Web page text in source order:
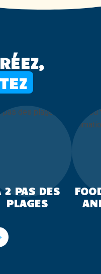
2 PAS DES
PLAGES